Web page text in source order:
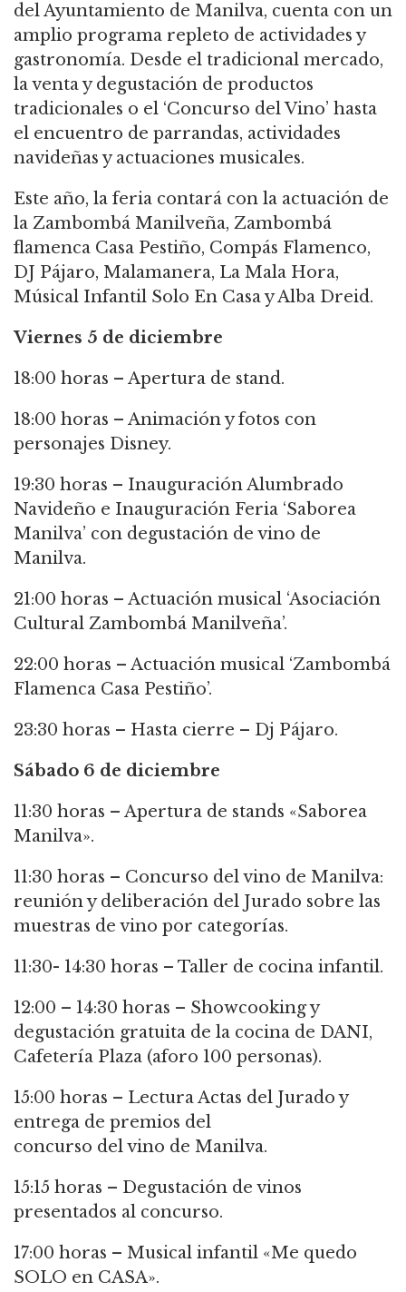
del Ayuntamiento de Manilva, cuenta con un
amplio programa repleto de actividades y
gastronomía. Desde el tradicional mercado,
la venta y degustación de productos
tradicionales o el ‘Concurso del Vino’ hasta
el encuentro de parrandas, actividades
navideñas y actuaciones musicales.
Este año, la feria contará con la actuación de
la Zambombá Manilveña, Zambombá
flamenca Casa Pestiño, Compás Flamenco,
DJ Pájaro, Malamanera, La Mala Hora,
Músical Infantil Solo En Casa y Alba Dreid.
Viernes 5 de diciembre
18:00 horas – Apertura de stand.
18:00 horas – Animación y fotos con
personajes Disney.
19:30 horas – Inauguración Alumbrado
Navideño e Inauguración Feria ‘Saborea
Manilva’ con degustación de vino de
Manilva.
21:00 horas – Actuación musical ‘Asociación
Cultural Zambombá Manilveña’.
22:00 horas – Actuación musical ‘Zambombá
Flamenca Casa Pestiño’.
23:30 horas – Hasta cierre – Dj Pájaro.
Sábado 6 de diciembre
11:30 horas – Apertura de stands «Saborea
Manilva».
11:30 horas – Concurso del vino de Manilva:
reunión y deliberación del Jurado sobre las
muestras de vino por categorías.
11:30- 14:30 horas – Taller de cocina infantil.
12:00 – 14:30 horas – Showcooking y
degustación gratuita de la cocina de DANI,
Cafetería Plaza (aforo 100 personas).
15:00 horas – Lectura Actas del Jurado y
entrega de premios del
concurso del vino de Manilva.
15:15 horas – Degustación de vinos
presentados al concurso.
17:00 horas – Musical infantil «Me quedo
SOLO en CASA».